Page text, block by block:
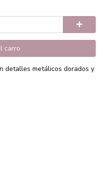
carro
detalles metálicos dorados y